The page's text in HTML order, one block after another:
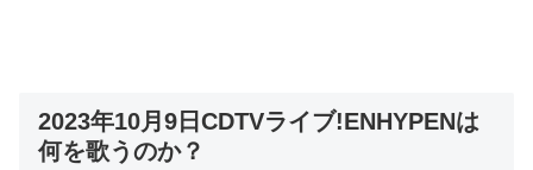
2023年10月9日CDTVライブ!ENHYPENは
何を歌うのか？